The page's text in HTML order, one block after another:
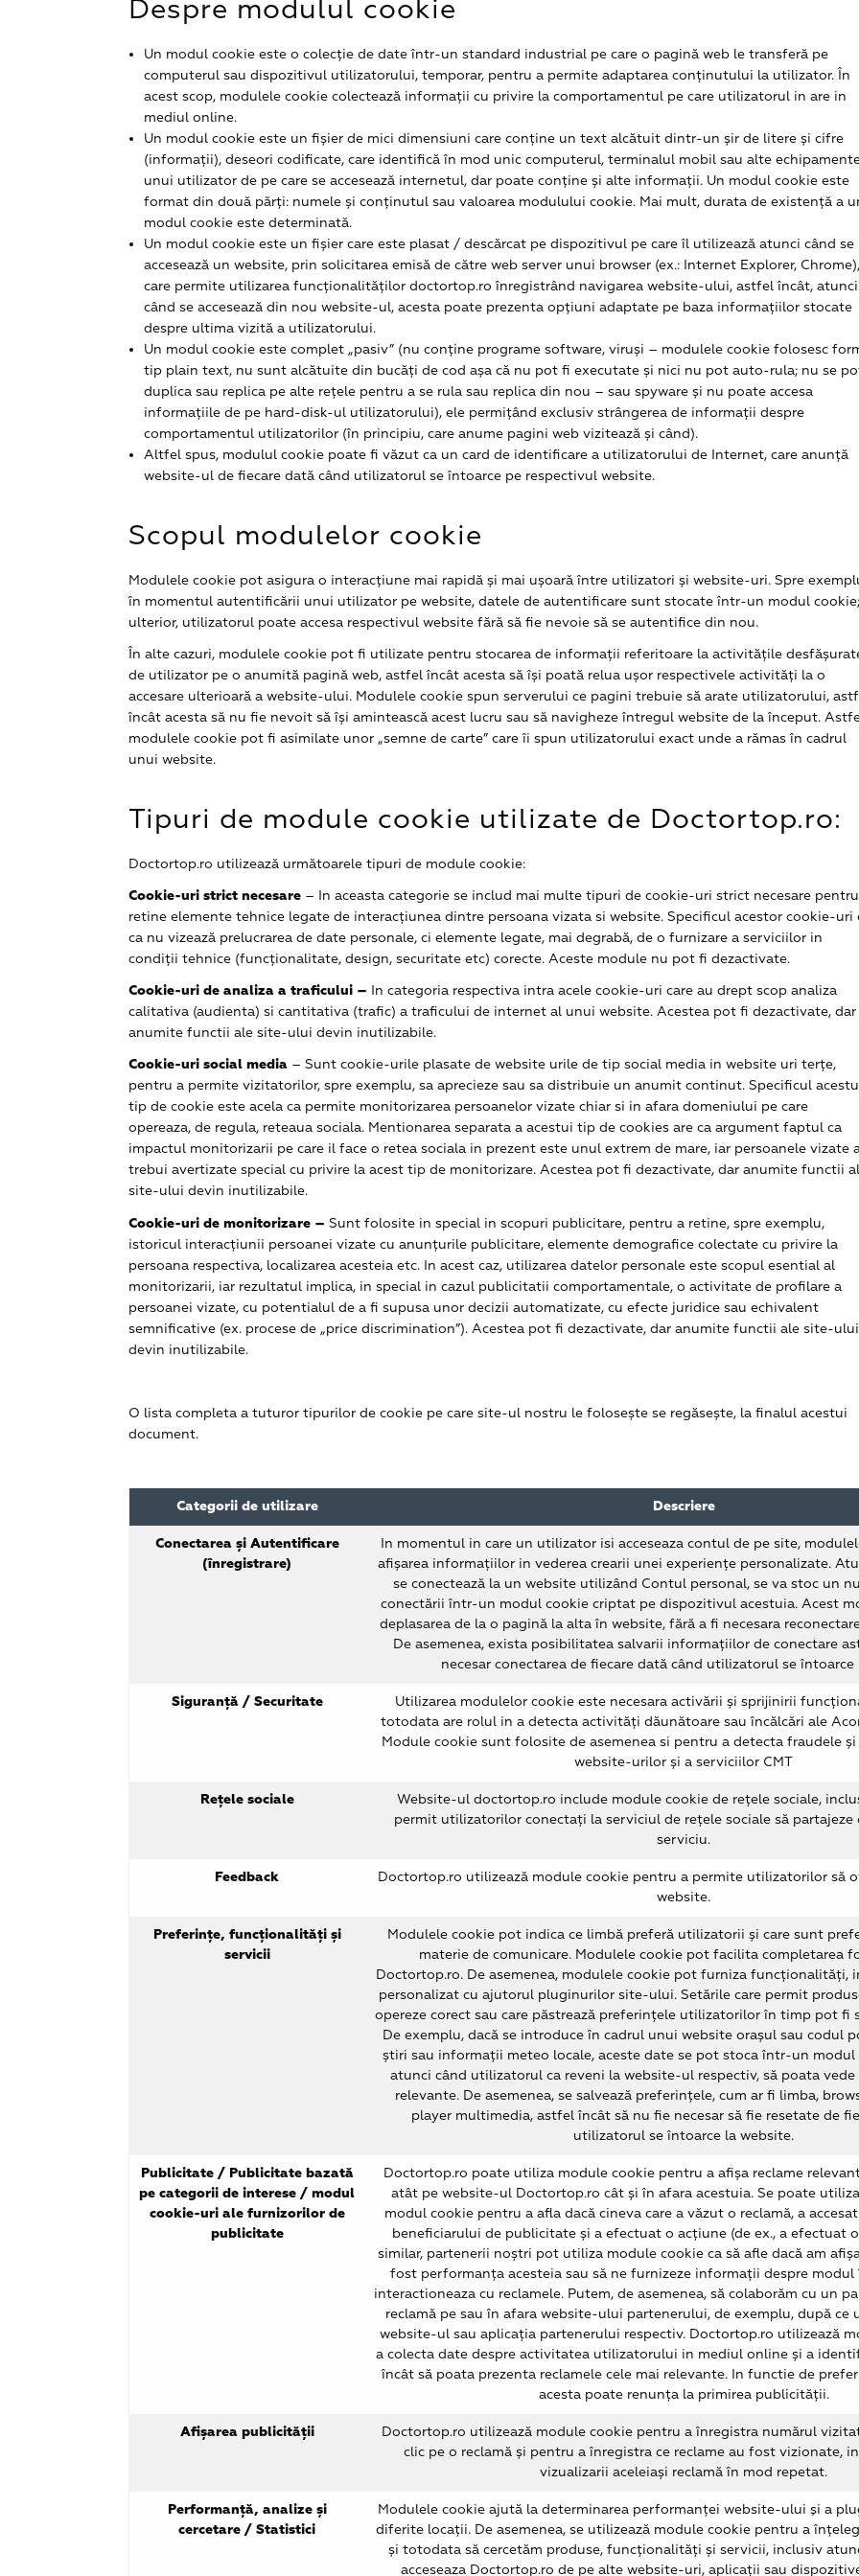
Despre modulul cookie
Un modul cookie este o colecție de date într-un standard industrial pe care o pagină web le transferă pe
computerul sau dispozitivul utilizatorului, temporar, pentru a permite adaptarea conținutului la utilizator. În
acest scop, modulele cookie colectează informații cu privire la comportamentul pe care utilizatorul in are in
mediul online.
Un modul cookie este un fișier de mici dimensiuni care conține un text alcătuit dintr-un șir de litere și cifre
(informații), deseori codificate, care identifică în mod unic computerul, terminalul mobil sau alte
unui utilizator de pe care se accesează internetul, dar poate conține și alte informații. Un modul cookie este
format din două părți: numele și conținutul sau valoarea modulului cookie. Mai mult, durata de existență a
modul cookie este determinată.
Un modul cookie este un fișier care este plasat / descărcat pe dispozitivul pe care îl utilizează atunci când se
accesează un website, prin solicitarea emisă de către web server unui browser (ex.: Internet Explorer, Chrome),
care permite utilizarea funcționalităților doctortop.ro înregistrând navigarea website-ului, astfel încât, atunci
când se accesează din nou website-ul, acesta poate prezenta opțiuni adaptate pe baza informațiilor stocate
despre ultima vizită a utilizatorului.
Un modul cookie este complet „pasiv” (nu conține programe software, viruși – modulele cookie folosesc
tip plain text, nu sunt alcătuite din bucăți de cod așa că nu pot fi executate și nici nu pot auto-rula; nu se
duplica sau replica pe alte rețele pentru a se rula sau replica din nou – sau spyware și nu poate accesa
informațiile de pe hard-disk-ul utilizatorului), ele permițând exclusiv strângerea de informații despre
comportamentul utilizatorilor (în principiu, care anume pagini web vizitează și când).
Altfel spus, modulul cookie poate fi văzut ca un card de identificare a utilizatorului de Internet, care anunță
website-ul de fiecare dată când utilizatorul se întoarce pe respectivul website.
Scopul modulelor cookie
Modulele cookie pot asigura o interacțiune mai rapidă și mai ușoară între utilizatori și website-uri. Spre
în momentul autentificării unui utilizator pe website, datele de autentificare sunt stocate într-un modul cookie;
ulterior, utilizatorul poate accesa respectivul website fără să fie nevoie să se autentifice din nou.
În alte cazuri, modulele cookie pot fi utilizate pentru stocarea de informații referitoare la activitățile
de utilizator pe o anumită pagină web, astfel încât acesta să își poată relua ușor respectivele activități la o
accesare ulterioară a website-ului. Modulele cookie spun serverului ce pagini trebuie să arate utilizatorului,
încât acesta să nu fie nevoit să își amintească acest lucru sau să navigheze întregul website de la început.
modulele cookie pot fi asimilate unor „semne de carte” care îi spun utilizatorului exact unde a rămas în cadrul
unui website.
Tipuri de module cookie utilizate de Doctortop.ro:
Doctortop.ro utilizează următoarele tipuri de module cookie:
Cookie-uri strict necesare – In aceasta categorie se includ mai multe tipuri de cookie-uri strict necesare
retine elemente tehnice legate de interacțiunea dintre persoana vizata si website. Specificul acestor cookie-uri
ca nu vizează prelucrarea de date personale, ci elemente legate, mai degrabă, de o furnizare a serviciilor in
condiții tehnice (funcționalitate, design, securitate etc) corecte. Aceste module nu pot fi dezactivate.
Cookie-uri de analiza a traficului – In categoria respectiva intra acele cookie-uri care au drept scop analiza
calitativa (audienta) si cantitativa (trafic) a traficului de internet al unui website. Acestea pot fi dezactivate, dar
anumite functii ale site-ului devin inutilizabile.
Cookie-uri social media – Sunt cookie-urile plasate de website urile de tip social media in website uri terțe,
pentru a permite vizitatorilor, spre exemplu, sa aprecieze sau sa distribuie un anumit continut. Specificul
tip de cookie este acela ca permite monitorizarea persoanelor vizate chiar si in afara domeniului pe care
opereaza, de regula, reteaua sociala. Mentionarea separata a acestui tip de cookies are ca argument faptul ca
impactul monitorizarii pe care il face o retea sociala in prezent este unul extrem de mare, iar persoanele vizate
trebui avertizate special cu privire la acest tip de monitorizare. Acestea pot fi dezactivate, dar anumite functii
site-ului devin inutilizabile.
Cookie-uri de monitorizare –Sunt folosite in special in scopuri publicitare, pentru a retine, spre exemplu,
istoricul interacțiunii persoanei vizate cu anunțurile publicitare, elemente demografice colectate cu privire la
persoana respectiva, localizarea acesteia etc. In acest caz, utilizarea datelor personale este scopul esential al
monitorizarii, iar rezultatul implica, in special in cazul publicitatii comportamentale, o activitate de profilare a
persoanei vizate, cu potentialul de a fi supusa unor decizii automatizate, cu efecte juridice sau echivalent
semnificative (ex. procese de „price discrimination”). Acestea pot fi dezactivate, dar anumite functii ale site-ului
devin inutilizabile.
O lista completa a tuturor tipurilor de cookie pe care site-ul nostru le folosește se regăsește, la finalul acestui
document.
Categorii de utilizare Descriere
Conectarea și Autentificare
(înregistrare)
In momentul in care un utilizator isi acceseaza contul de pe site,
afișarea informațiilor in vederea crearii unei experiențe personalizate.
se conectează la un website utilizând Contul personal, se va stoc un
conectării într-un modul cookie criptat pe dispozitivul acestuia. Acest
deplasarea de la o pagină la alta în website, fără a fi necesara
De asemenea, exista posibilitatea salvarii informațiilor de conectare
necesar conectarea de fiecare dată când utilizatorul se întoarce
Siguranță / Securitate
Utilizarea modulelor cookie este necesara activării și sprijinirii
totodata are rolul in a detecta activități dăunătoare sau încălcări ale
Module cookie sunt folosite de asemenea si pentru a detecta fraudele
website-urilor și a serviciilor CMT
Rețele sociale
Website-ul doctortop.ro include module cookie de rețele sociale,
permit utilizatorilor conectați la serviciul de rețele sociale să
serviciu.
Feedback
Doctortop.ro utilizează module cookie pentru a permite utilizatorilor să
website.
Preferințe, funcționalități și
servicii
Modulele cookie pot indica ce limbă preferă utilizatorii și care sunt
materie de comunicare. Modulele cookie pot facilita completarea
Doctortop.ro. De asemenea, modulele cookie pot furniza
personalizat cu ajutorul pluginurilor site-ului. Setările care permit
opereze corect sau care păstrează preferințele utilizatorilor în timp pot fi
De exemplu, dacă se introduce în cadrul unui website orașul sau codul
știri sau informații meteo locale, aceste date se pot stoca într-un modul
atunci când utilizatorul ca reveni la website-ul respectiv, să poata
relevante. De asemenea, se salvează preferințele, cum ar fi limba,
player multimedia, astfel încât să nu fie necesar să fie resetate de
utilizatorul se întoarce la website.
Publicitate / Publicitate bazată
pe categorii de interese / modul
cookie-uri ale furnizorilor de
publicitate
Doctortop.ro poate utiliza module cookie pentru a afișa reclame
atât pe website-ul Doctortop.ro cât și în afara acestuia. Se poate
modul cookie pentru a afla dacă cineva care a văzut o reclamă, a
beneficiarului de publicitate și a efectuat o acțiune (de ex., a efectuat
similar, partenerii noștri pot utiliza module cookie ca să afle dacă am
fost performanța acesteia sau să ne furnizeze informații despre
interactioneaza cu reclamele. Putem, de asemenea, să colaborăm cu un
reclamă pe sau în afara website-ului partenerului, de exemplu, după
website-ul sau aplicația partenerului respectiv. Doctortop.ro utilizează
a colecta date despre activitatea utilizatorului in mediul online și a
încât să poata prezenta reclamele cele mai relevante. In functie de
acesta poate renunța la primirea publicității.
Afișarea publicității
Doctortop.ro utilizează module cookie pentru a înregistra numărul
clic pe o reclamă și pentru a înregistra ce reclame au fost vizionate,
vizualizarii aceleiași reclamă în mod repetat.
Performanță, analize și
cercetare / Statistici
Modulele cookie ajută la determinarea performanței website-ului şi a
diferite locații. De asemenea, se utilizează module cookie pentru a
și totodata să cercetăm produse, funcționalități și servicii, inclusiv
acceseaza Doctortop.ro de pe alte website-uri, aplicații sau